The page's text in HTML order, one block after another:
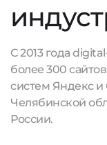
С 2013 года
более 300
систем Яндекс и
Челябинской
России.